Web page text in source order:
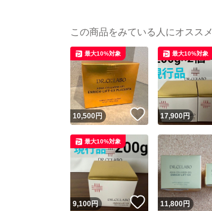
この商品をみている人にオススメ
10,500円 いいね！
最大10%対象
17,900円
最大10%対象
9,100円 いいね！
最大10%対象
11,800円